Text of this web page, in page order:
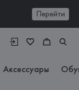
Перейти
Аксессуары